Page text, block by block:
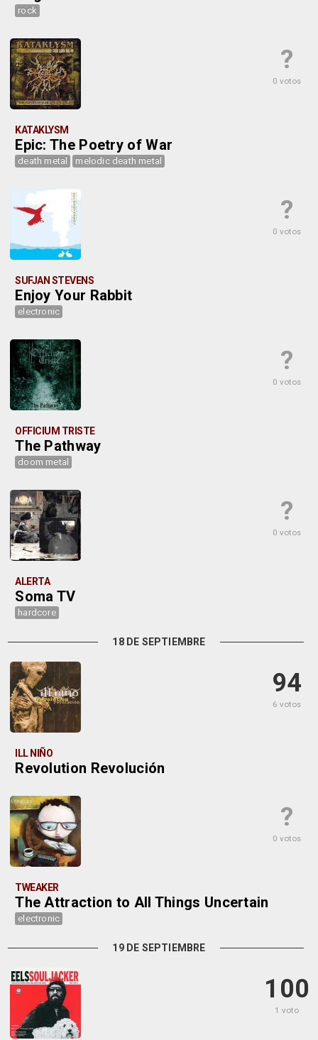
rock
?
0 votos
KATAKLYSM
Epic: The Poetry of War
death metal melodic death metal
?
0 votos
SUFJAN STEVENS
Enjoy Your Rabbit
electronic
?
0 votos
OFFICIUM TRISTE
The Pathway
doom metal
?
0 votos
ALERTA
Soma TV
hardcore
18 DE SEPTIEMBRE
94
6 votos
ILL NIÑO
Revolution Revolución
?
0 votos
TWEAKER
The Attraction to All Things Uncertain
electronic
19 DE SEPTIEMBRE
100
1 voto